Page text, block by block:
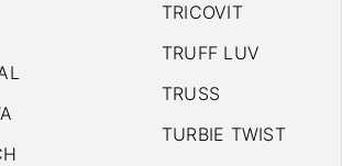
TRICOVIT
TRUFF LUV
TRUSS
TURBIE TWIST